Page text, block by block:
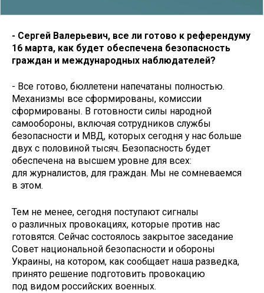
- Сергей Валерьевич, все ли готово к референдуму
16 марта, как будет обеспечена безопасность
граждан и международных наблюдателей?
- Все готово, бюллетени напечатаны полностью.
Механизмы все сформированы, комиссии
сформированы. В готовности силы народной
самообороны, включая сотрудников службы
безопасности и МВД, которых сегодня у нас больше
двух с половиной тысяч. Безопасность будет
обеспечена на высшем уровне для всех:
для журналистов, для граждан. Мы не сомневаемся
в этом.
Тем не менее, сегодня поступают сигналы
о различных провокациях, которые против нас
готовятся. Сейчас состоялось закрытое заседание
Совет национальной безопасности и обороны
Украины, на котором, как сообщает наша разведка,
принято решение подготовить провокацию
под видом российских военных.